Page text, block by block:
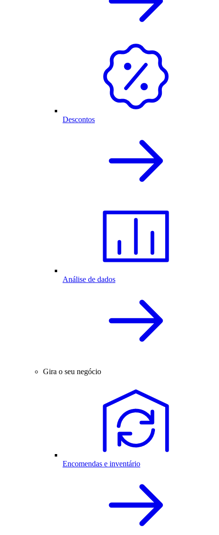
Descontos
Análise de dados
Gira o seu negócio
Encomendas e inventário